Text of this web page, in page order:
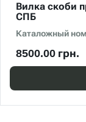
Вилка скоби
СПБ
Каталожный
8500.00 грн.